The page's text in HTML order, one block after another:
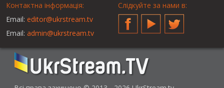
Контактна інформація:
Email: editor@ukrstream.tv
Email: admin@ukrstream.tv
Слідкуйте за нами в:
FacebookYouTubeTwitter